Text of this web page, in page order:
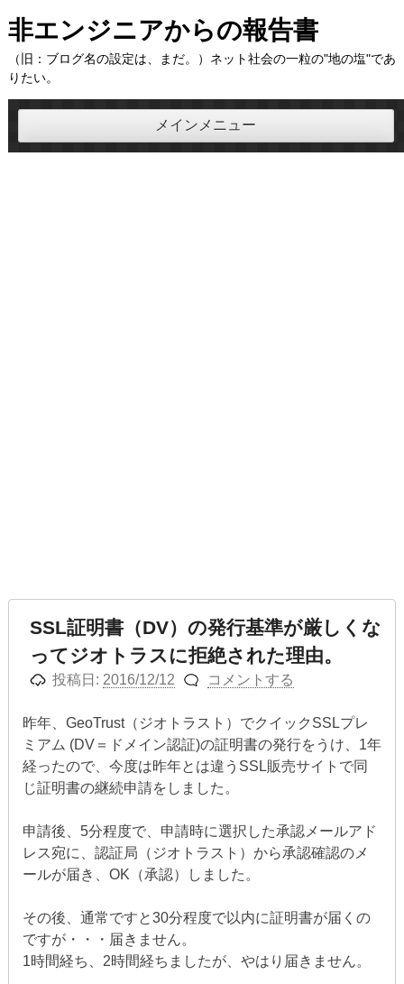
コ
ン
テ
ン
ツ
ス
非エンジニアからの報告書
（旧：ブログ名の設定は、まだ。）ネット社会の一粒の"地の塩"であ
りたい。
メインメニュー
SSL証明書（DV）の発行基準が厳しくな
ってジオトラスに拒絶された理由。
投稿日: 2016/12/12 コメントする
昨年、GeoTrust（ジオトラスト）でクイックSSLプレ
ミアム (DV＝ドメイン認証)の証明書の発行をうけ、1年
経ったので、今度は昨年とは違うSSL販売サイトで同
じ証明書の継続申請をしました。
申請後、5分程度で、申請時に選択した承認メールアド
レス宛に、認証局（ジオトラスト）から承認確認のメ
ールが届き、OK（承認）しました。
その後、通常ですと30分程度で以内に証明書が届くの
ですが・・・届きません。
1時間経ち、2時間経ちましたが、やはり届きません。